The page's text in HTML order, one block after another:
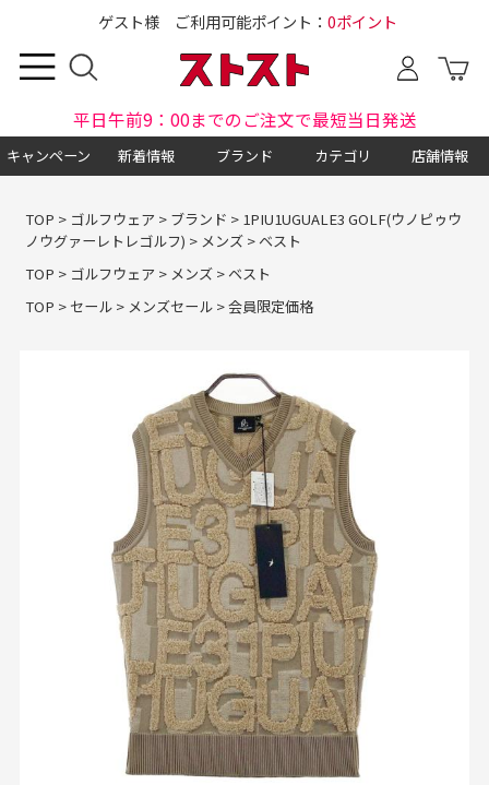
ゲスト様 ご利用可能ポイント： 0ポイント
平日午前9：00までのご注文で最短当日発送
キャンペーン 新着情報 ブランド カテゴリ 店舗情報
TOP > ゴルフウェア > ブランド > 1PIU1UGUALE3 GOLF(ウノピゥウ
ノウグァーレトレゴルフ) > メンズ> ベスト
TOP > ゴルフウェア > メンズ> ベスト
TOP > セール> メンズセール>会員限定価格